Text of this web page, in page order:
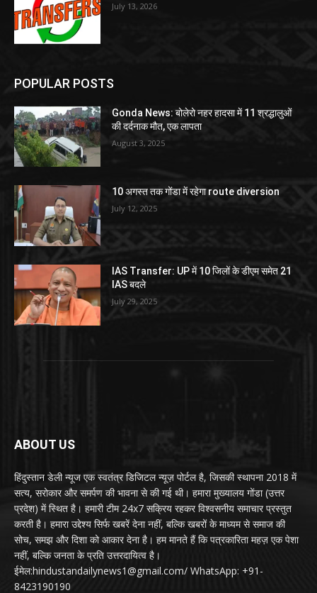
July 13, 2026
POPULAR POSTS
Gonda News: बोलेरो नहर हादसा में 11 श्रद्धालुओं
की दर्दनाक मौत, एक लापता
August 3, 2025
10 अगस्त तक गोंडा में रहेगा route diversion
July 12, 2025
IAS Transfer: UP में 10 जिलों के डीएम समेत 21
IAS बदले
July 29, 2025
ABOUT US
हिंदुस्तान डेली न्यूज एक स्वतंत्र डिजिटल न्यूज़ पोर्टल है, जिसकी स्थापना 2018 में
सत्य, सरोकार और समर्पण की भावना से की गई थी। हमारा मुख्यालय गोंडा (उत्तर
प्रदेश) में स्थित है। हमारी टीम 24x7 सक्रिय रहकर विश्वसनीय समाचार प्रस्तुत
करती है। हमारा उद्देश्य सिर्फ खबरें देना नहीं, बल्कि खबरों के माध्यम से समाज की
सोच, समझ और दिशा को आकार देना है। हम मानते हैं कि पत्रकारिता महज़ एक पेशा
नहीं, बल्कि जनता के प्रति उत्तरदायित्व है।
ईमेल:hindustandailynews1@gmail.com/ WhatsApp: +91-
8423190190